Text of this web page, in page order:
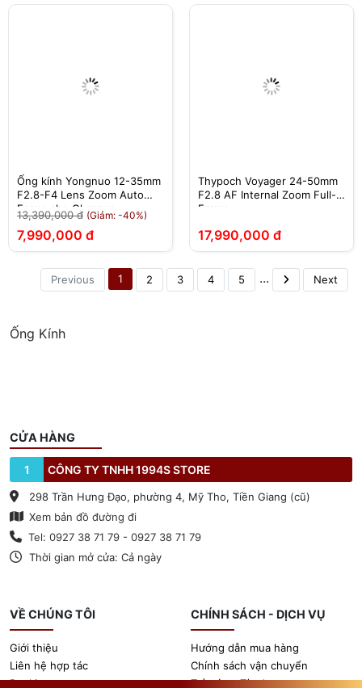
Ống kính Yongnuo 12-35mm
F2.8-F4 Lens Zoom Auto
Focus cho Olympus,
Panasonic, Lumix ngàm M4/3
13,390,000 đ (Giảm: -40%)
7,990,000 đ
Thypoch Voyager 24-50mm
F2.8 AF Internal Zoom Full-
Frame
17,990,000 đ
Previous 1 2 3 4 5 ... Next
Ống Kính
CỬA HÀNG
1 CÔNG TY TNHH 1994S STORE
298 Trần Hưng Đạo, phường 4, Mỹ Tho, Tiền Giang (cũ)
Xem bản đồ đường đi
Tel: 0927 38 71 79 - 0927 38 71 79
Thời gian mở cửa: Cả ngày
VỀ CHÚNG TÔI
Giới thiệu
Liên hệ hợp tác
Booking
CHÍNH SÁCH - DỊCH VỤ
Hướng dẫn mua hàng
Chính sách vận chuyển
Trả góp - Tín dụng